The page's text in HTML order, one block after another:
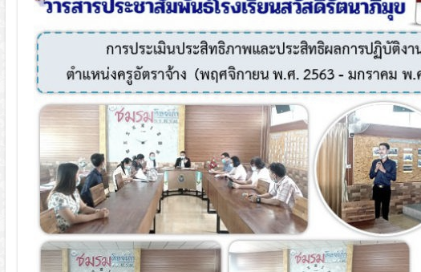
ชั่วคราว
ตำแหน่ง
ครู
อัตรา
จ้าง
(พฤศจิก
พ.ศ.
2563
–
มกราคม
พ.ศ.
2564)
ณ
ห้อง
ศิษย์
เก่า